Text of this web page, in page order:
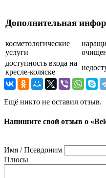
Дополнительная
косметологические
услуги
доступность входа на
кресле-коляске
Ещё никто не оставил отзыв.
Напишите свой отзыв о
Имя / Псевдоним
Плюсы